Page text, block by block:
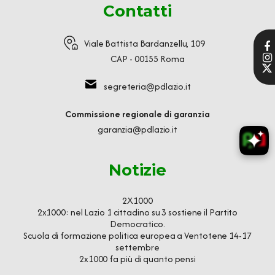
Contatti
Viale Battista Bardanzellu, 109
CAP - 00155 Roma
segreteria@pdlazio.it
Commissione regionale di garanzia
garanzia@pdlazio.it
Notizie
2X1000
2x1000: nel Lazio 1 cittadino su 3 sostiene il Partito
Democratico.
Scuola di formazione politica europea a Ventotene 14-17
settembre
2x1000 fa più di quanto pensi